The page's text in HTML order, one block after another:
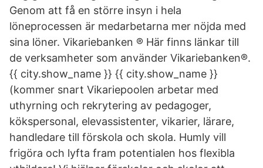
Genom att få en större insyn i hela
löneprocessen är medarbetarna mer nöjda med
sina löner. Vikariebanken ® Här finns länkar till
de verksamheter som använder Vikariebanken®.
{{ city.show_name }} {{ city.show_name }}
(kommer snart Vikariepoolen arbetar med
uthyrning och rekrytering av pedagoger,
kökspersonal, elevassistenter, vikarier, lärare,
handledare till förskola och skola. Humly vill
frigöra och lyfta fram potentialen hos flexibla